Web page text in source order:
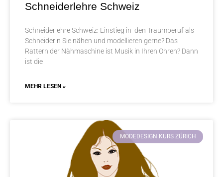
Schneiderlehre Schweiz
Schneiderlehre Schweiz: Einstieg in den Traumberuf als
Schneiderin Sie nähen und modellieren gerne? Das
Rattern der Nähmaschine ist Musik in Ihren Ohren? Dann
ist die
MEHR LESEN »
MODEDESIGN KURS ZÜRICH